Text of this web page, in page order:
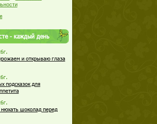
- каждый день
и открываю глаза
подсказок для
нюхать шоколад перед